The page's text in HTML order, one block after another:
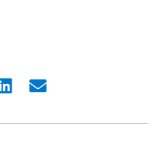
Share Share